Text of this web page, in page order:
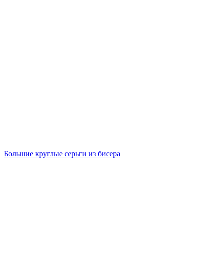
Большие круглые серьги из бисера